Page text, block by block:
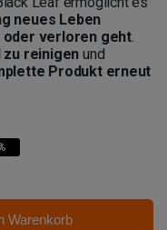
neues Leben
oder verloren geht.
zu reinigen und
Produkt erneut
Warenkorb